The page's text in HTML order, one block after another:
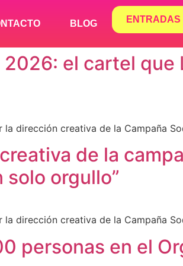
BLOG ENTRADAS
el cartel que
dirección creativa de la Campaña
de la
solo orgullo”
dirección creativa de la Campaña
personas en el